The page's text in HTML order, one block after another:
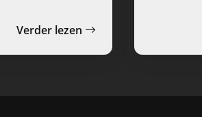
Verder lezen